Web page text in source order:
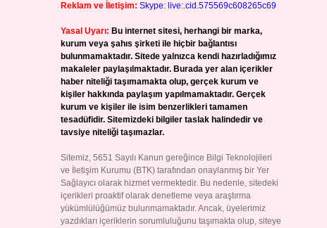
Reklam ve İletişim: Skype: live:.cid.575569c608265c69
Yasal Uyarı: Bu internet sitesi, herhangi bir marka,
kurum veya şahıs şirketi ile hiçbir bağlantısı
bulunmamaktadır. Sitede yalnızca kendi hazırladığımız
makaleler paylaşılmaktadır. Burada yer alan içerikler
haber niteliği taşımamakta olup, gerçek kurum ve
kişiler hakkında paylaşım yapılmamaktadır. Gerçek
kurum ve kişiler ile isim benzerlikleri tamamen
tesadüfidir. Sitemizdeki bilgiler taslak halindedir ve
tavsiye niteliği taşımazlar.
Sitemiz, 5651 Sayılı Kanun gereğince Bilgi Teknolojileri
ve İletişim Kurumu (BTK) tarafından onaylanmış bir Yer
Sağlayıcı olarak hizmet vermektedir. Bu nedenle, sitedeki
içerikleri proaktif olarak denetleme veya araştırma
yükümlülüğümüz bulunmamaktadır. Ancak, üyelerimiz
yazdıkları içeriklerin sorumluluğunu taşımakta olup, siteye